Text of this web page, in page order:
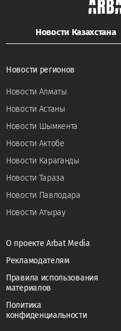
Новости Казахстана
Новости регионов
Новости Алматы
Новости Астаны
Новости Шымкента
Новости Актобе
Новости Караганды
Новости Тараза
Новости Павлодара
Новости Атырау
О проекте Arbat Media
Рекламодателям
Правила использования
материалов
Политика
конфиденциальности